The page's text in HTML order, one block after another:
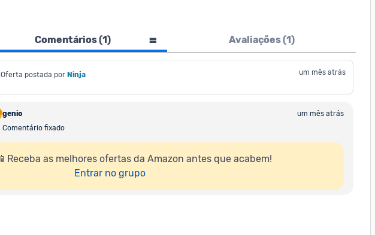
Comentários (1) Avaliações (1)
Oferta postada por Ninja um mês atrás
genio
um mês atrás
Comentário fixado
📱Receba as melhores ofertas da Amazon antes que acabem!
Entrar no grupo